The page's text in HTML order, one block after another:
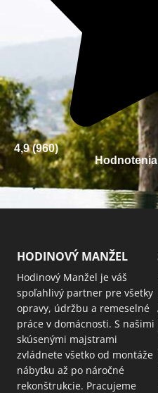
4,9 (960)
HODINOVÝ MANŽEL
Hodinový Manžel je váš
spoľahlivý partner pre všetky
opravy, údržbu a remeselné
práce v domácnosti. S našimi
skúsenými majstrami
zvládnete všetko od montáže
nábytku až po náročné
rekonštrukcie. Pracujeme